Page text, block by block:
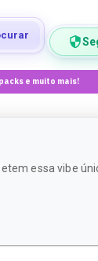
e muito mais!
essa vibe